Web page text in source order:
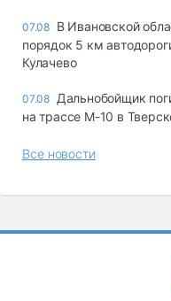
07.08 В Ивановской
порядок 5 км
Кулачево
07.08 Дальнобойщик
на трассе М-10 в
Все новости